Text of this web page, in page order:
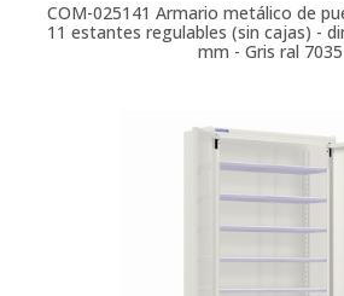
COM-025141 Armario metálico de
11 estantes regulables (sin cajas) -
mm - Gris ral 7035